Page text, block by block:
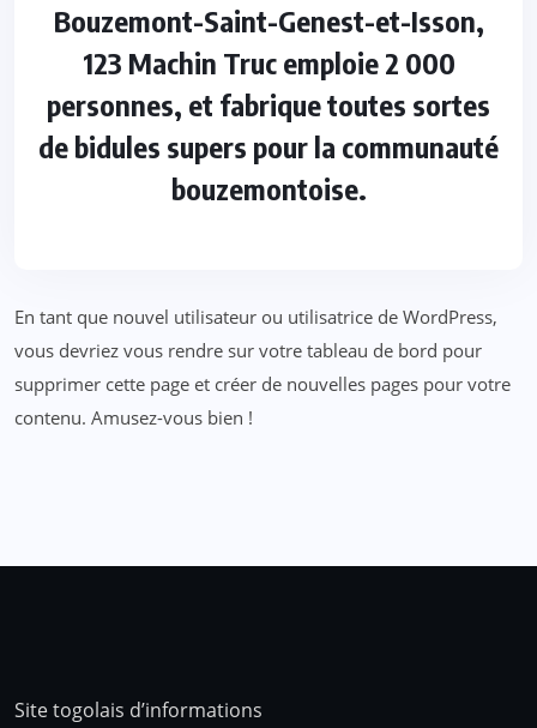
Bouzemont-Saint-Genest-et-Isson,
123 Machin Truc emploie 2 000
personnes, et fabrique toutes sortes
de bidules supers pour la communauté
bouzemontoise.
En tant que nouvel utilisateur ou utilisatrice de WordPress,
vous devriez vous rendre sur votre tableau de bord pour
supprimer cette page et créer de nouvelles pages pour votre
contenu. Amusez-vous bien !
Site togolais d’informations